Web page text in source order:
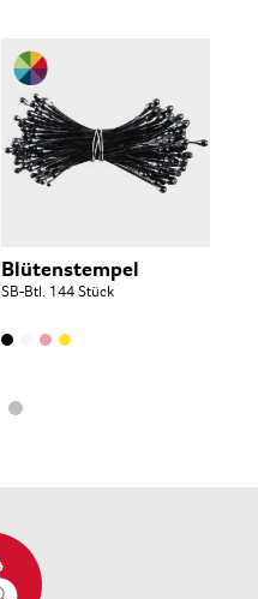
Blütenstempel
SB-Btl. 144 Stück